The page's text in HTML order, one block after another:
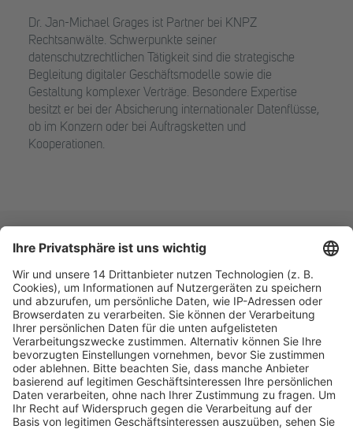
Dr. Jan-Michael Grages ist Partner bei KNPZ
Rechtsanwälte. Schwerpunkte seiner
datenschutzrechtlichen Tätigkeit sind die strategische
Begleitung digitaler Geschäftsmodelle sowie die
Gestaltung komplexer Verträge. Besondere Expertise
besitzt er bei der Absicherung internationaler Datenflüsse,
ob im Konzern oder bei Auftragsketten und
Kooperationen.
Fachmedien Recht und Wirtschaft
Ein Fachbereich der
dfv Mediengruppe
Mainzer Landstr. 251